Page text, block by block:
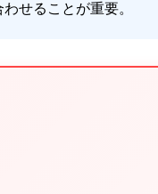
せることが重要。